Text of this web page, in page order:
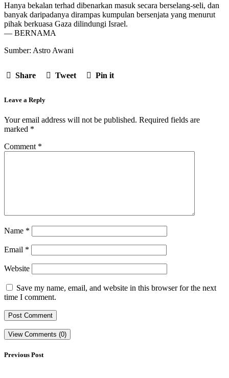
Hanya bekalan terhad dibenarkan masuk secara berselang-seli, dan
banyak daripadanya dirampas kumpulan bersenjata yang menurut
pihak berkuasa Gaza dilindungi Israel.
— BERNAMA
Sumber: Astro Awani
Share Tweet Pin it
Leave a Reply
Your email address will not be published. Required fields are
marked *
Comment *
Name *
Email *
Website
Save my name, email, and website in this browser for the next
time I comment.
View Comments (0)
Previous Post